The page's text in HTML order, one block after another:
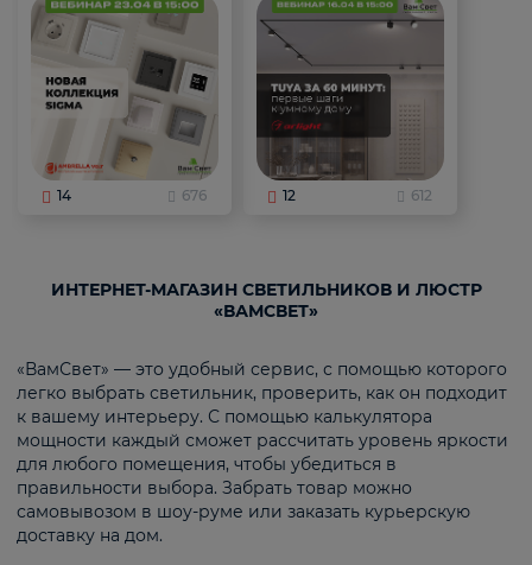
14 676 12 612
ИНТЕРНЕТ-МАГАЗИН СВЕТИЛЬНИКОВ И ЛЮСТР
«ВАМСВЕТ»
«ВамСвет» — это удобный сервис, с помощью которого
легко выбрать светильник, проверить, как он подходит
к вашему интерьеру. С помощью калькулятора
мощности каждый сможет рассчитать уровень яркости
для любого помещения, чтобы убедиться в
правильности выбора. Забрать товар можно
самовывозом в шоу-руме или заказать курьерскую
доставку на дом.